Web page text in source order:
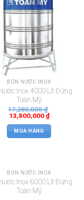
BỒN NƯỚC INOX
Inox 4000 Lít Đứng
Toàn Mỹ
17,280,000₫
13,800,000 ₫
MUA HÀNG
BỒN NƯỚC INOX
Inox 6000 Lít Đứng
Toàn Mỹ